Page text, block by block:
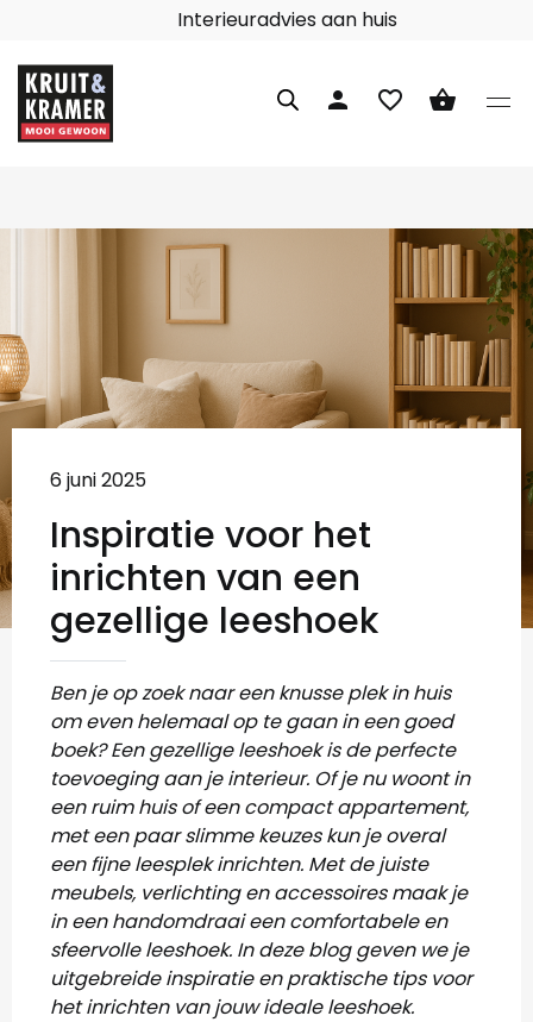
Interieuradvies aan huis
person favorite_border shopping_basket
6 juni 2025
Inspiratie voor het
inrichten van een
gezellige leeshoek
Ben je op zoek naar een knusse plek in huis
om even helemaal op te gaan in een goed
boek? Een gezellige leeshoek is de perfecte
toevoeging aan je interieur. Of je nu woont in
een ruim huis of een compact appartement,
met een paar slimme keuzes kun je overal
een fijne leesplek inrichten. Met de juiste
meubels, verlichting en accessoires maak je
in een handomdraai een comfortabele en
sfeervolle leeshoek. In deze blog geven we je
uitgebreide inspiratie en praktische tips voor
het inrichten van jouw ideale leeshoek.